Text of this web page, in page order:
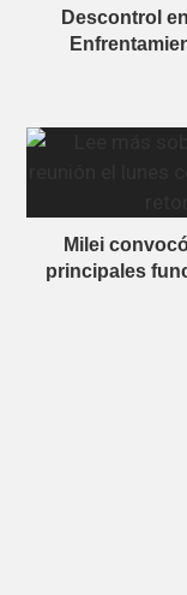
Descontrol
Milei
principales